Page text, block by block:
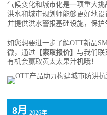
气候变化和城市化是一项重大挑
洪水和城市规划师能够更好地设
并提供洪水警报基础设施，保护
如您想要进一步了解OTT新品
微，通过 【索取报价】 与我们联
有机会赢取黄太太果汁机哦！
8月
2026年